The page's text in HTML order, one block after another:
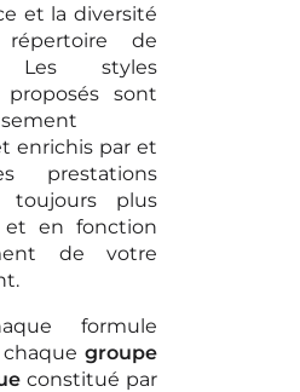
et la diversité
de
Les styles
proposés sont
enrichis par et
prestations
toujours plus
et en fonction
de votre
formule
chaquegroupe
constitué par